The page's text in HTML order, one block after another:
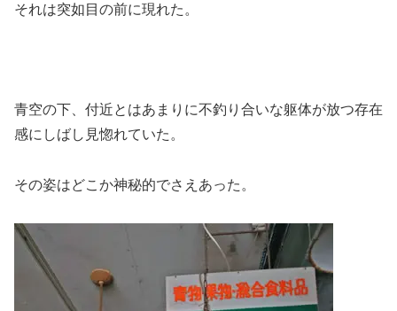
それは突如目の前に現れた。
青空の下、付近とはあまりに不釣り合いな躯体が放つ存在
感にしばし見惚れていた。
その姿はどこか神秘的でさえあった。